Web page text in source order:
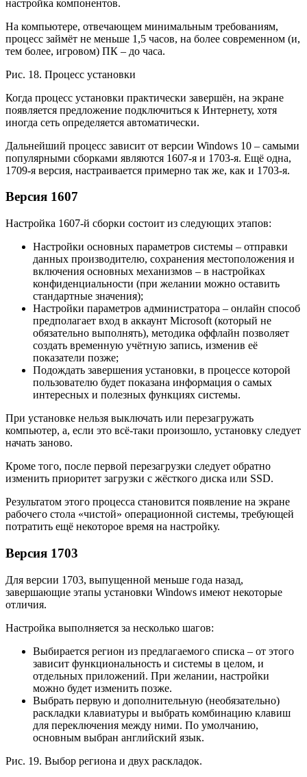
настройка компонентов.
На компьютере, отвечающем минимальным требованиям,
процесс займёт не меньше 1,5 часов, на более современном (и,
тем более, игровом) ПК – до часа.
Рис. 18. Процесс установки
Когда процесс установки практически завершён, на экране
появляется предложение подключиться к Интернету, хотя
иногда сеть определяется автоматически.
Дальнейший процесс зависит от версии Windows 10 – самыми
популярными сборками являются 1607-я и 1703-я. Ещё одна,
1709-я версия, настраивается примерно так же, как и 1703-я.
Версия 1607
Настройка 1607-й сборки состоит из следующих этапов:
Настройки основных параметров системы – отправки
данных производителю, сохранения местоположения и
включения основных механизмов – в настройках
конфиденциальности (при желании можно оставить
стандартные значения);
Настройки параметров администратора – онлайн способ
предполагает вход в аккаунт Microsoft (который не
обязательно выполнять), методика оффлайн позволяет
создать временную учётную запись, изменив её
показатели позже;
Подождать завершения установки, в процессе которой
пользователю будет показана информация о самых
интересных и полезных функциях системы.
При установке нельзя выключать или перезагружать
компьютер, а, если это всё-таки произошло, установку следует
начать заново.
Кроме того, после первой перезагрузки следует обратно
изменить приоритет загрузки с жёсткого диска или SSD.
Результатом этого процесса становится появление на экране
рабочего стола «чистой» операционной системы, требующей
потратить ещё некоторое время на настройку.
Версия 1703
Для версии 1703, выпущенной меньше года назад,
завершающие этапы установки Windows имеют некоторые
отличия.
Настройка выполняется за несколько шагов:
Выбирается регион из предлагаемого списка – от этого
зависит функциональность и системы в целом, и
отдельных приложений. При желании, настройки
можно будет изменить позже.
Выбрать первую и дополнительную (необязательно)
раскладки клавиатуры и выбрать комбинацию клавиш
для переключения между ними. По умолчанию,
основным выбран английский язык.
Рис. 19. Выбор региона и двух раскладок.